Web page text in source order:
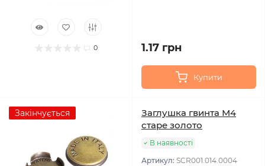
0 1.17 грн
Купити
Закінчується
Заглушка гвинта М4
старе золото
В наявності
Артикул: SCR001.014.0004